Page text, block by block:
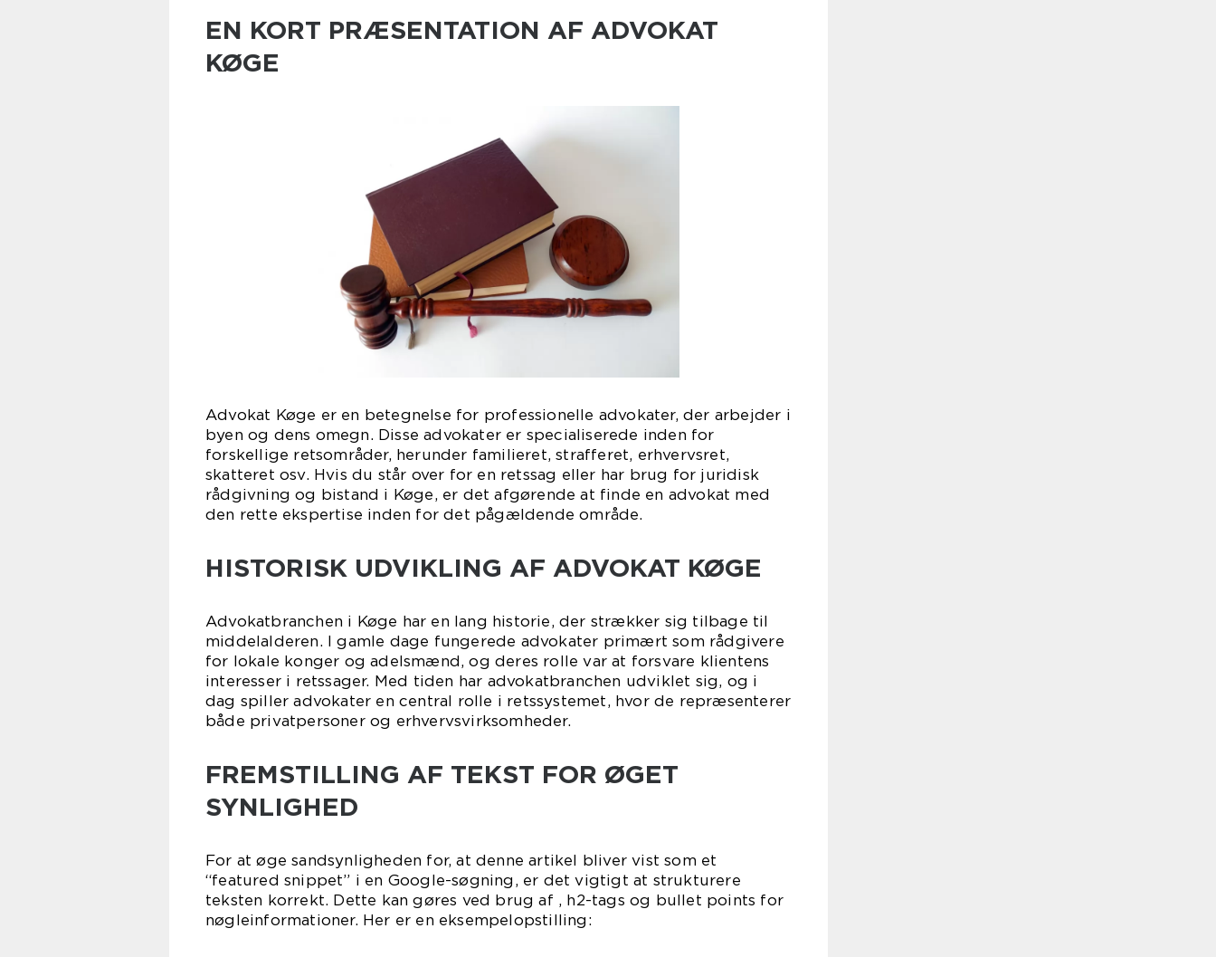
EN KORT PRÆSENTATION AF ADVOKAT
KØGE
Advokat Køge er en betegnelse for professionelle advokater, der arbejder i
byen og dens omegn. Disse advokater er specialiserede inden for
forskellige retsområder, herunder familieret, strafferet, erhvervsret,
skatteret osv. Hvis du står over for en retssag eller har brug for juridisk
rådgivning og bistand i Køge, er det afgørende at finde en advokat med
den rette ekspertise inden for det pågældende område.
HISTORISK UDVIKLING AF ADVOKAT KØGE
Advokatbranchen i Køge har en lang historie, der strækker sig tilbage til
middelalderen. I gamle dage fungerede advokater primært som rådgivere
for lokale konger og adelsmænd, og deres rolle var at forsvare klientens
interesser i retssager. Med tiden har advokatbranchen udviklet sig, og i
dag spiller advokater en central rolle i retssystemet, hvor de repræsenterer
både privatpersoner og erhvervsvirksomheder.
FREMSTILLING AF TEKST FOR ØGET
SYNLIGHED
For at øge sandsynligheden for, at denne artikel bliver vist som et
“featured snippet” i en Google-søgning, er det vigtigt at strukturere
teksten korrekt. Dette kan gøres ved brug af , h2-tags og bullet points for
nøgleinformationer. Her er en eksempelopstilling: